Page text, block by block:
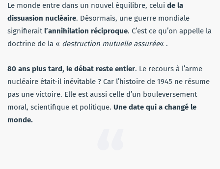
Le monde entre dans un nouvel équilibre, celui de la
dissuasion nucléaire. Désormais, une guerre mondiale
signifieraitl’annihilation réciproque. C’est ce qu’on appelle la
doctrine de la « destruction mutuelle assurée« .
80 ans plus tard, le débat reste entier. Le recours à l’arme
nucléaire était-il inévitable ? Car l’histoire de 1945 ne résume
pas une victoire. Elle est aussi celle d’un bouleversement
moral, scientifique et politique. Une date qui a changé le
monde.